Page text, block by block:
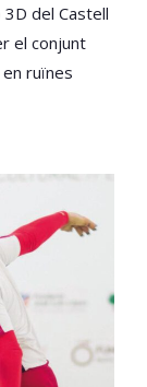
del Castell
el conjunt
ruïnes